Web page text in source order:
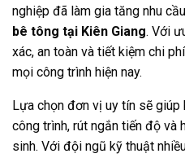
nghiệp đã làm gia tăng nhu
bê tông tại Kiên Giang. Với
xác, an toàn và tiết kiệm chi
mọi công trình hiện nay.
Lựa chọn đơn vị uy tín sẽ
công trình, rút ngắn tiến độ và
sinh. Với đội ngũ kỹ thuật